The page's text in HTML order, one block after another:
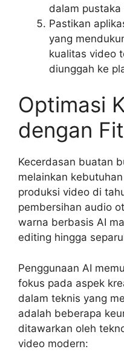
dalam
Pastikan
yang
kualitas video
diunggah ke
Optimasi
dengan
Kecerdasan buatan
melainkan
produksi video di
pembersihan audio
warna berbasis AI
editing hingga
Penggunaan AI
fokus pada aspek
dalam teknis yang
adalah beberapa
ditawarkan oleh
video modern: